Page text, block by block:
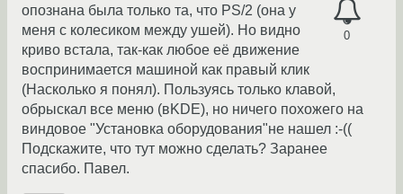
0
опознана была только та, что PS/2 (она у
меня с колесиком между ушей). Но видно
криво встала, так-как любое её движение
воспринимается машиной как правый клик
(Насколько я понял). Пользуясь только клавой,
обрыскал все меню (вKDE), но ничего похожего на
виндовое "Установка оборудования"не нашел :-((
Подскажите, что тут можно сделать? Заранее
спасибо. Павел.